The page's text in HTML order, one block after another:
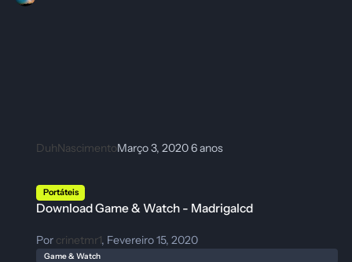
DuhNascimentoMarço 3, 20206 anos
Portáteis
Download Game & Watch - Madrigalcd
Por crinetmr1, Fevereiro 15, 2020
Game & Watch